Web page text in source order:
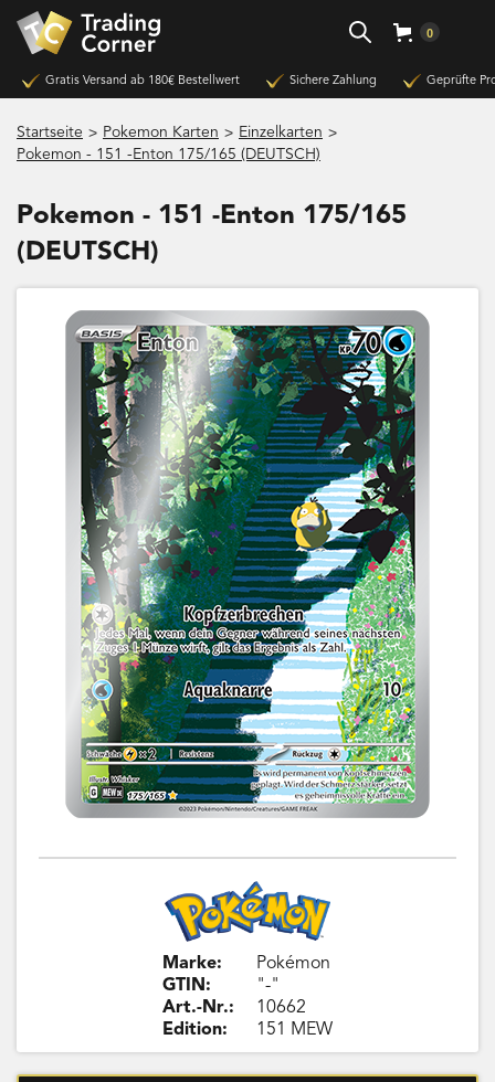
0
Gratis Versand ab 180€ Bestellwert Sichere Zahlung Geprüfte
Startseite > Pokemon Karten > Einzelkarten >
Pokemon - 151 -Enton 175/165 (DEUTSCH)
Pokemon - 151 -Enton 175/165
(DEUTSCH)
Marke:
GTIN:
Art.-Nr.:
Edition:
Pokémon
"-"
10662
151 MEW